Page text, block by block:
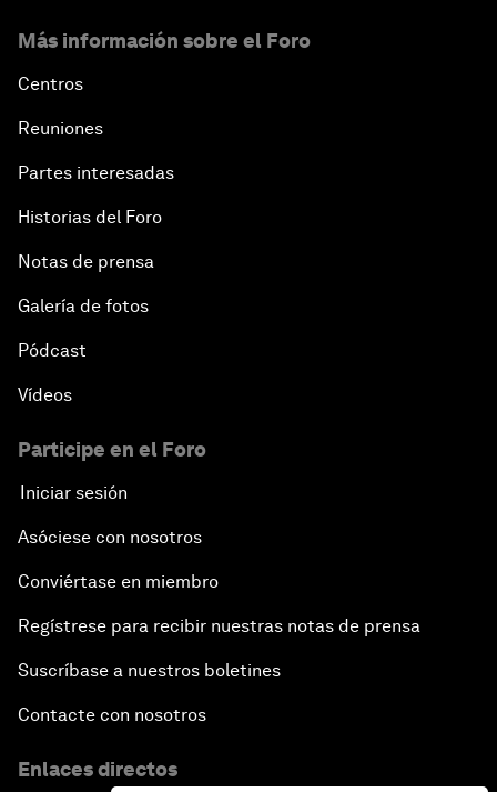
Más información sobre el Foro
Centros
Reuniones
Partes interesadas
Historias del Foro
Notas de prensa
Galería de fotos
Pódcast
Vídeos
Participe en el Foro
Iniciar sesión
Asóciese con nosotros
Conviértase en miembro
Regístrese para recibir nuestras notas de prensa
Suscríbase a nuestros boletines
Contacte con nosotros
Enlaces directos